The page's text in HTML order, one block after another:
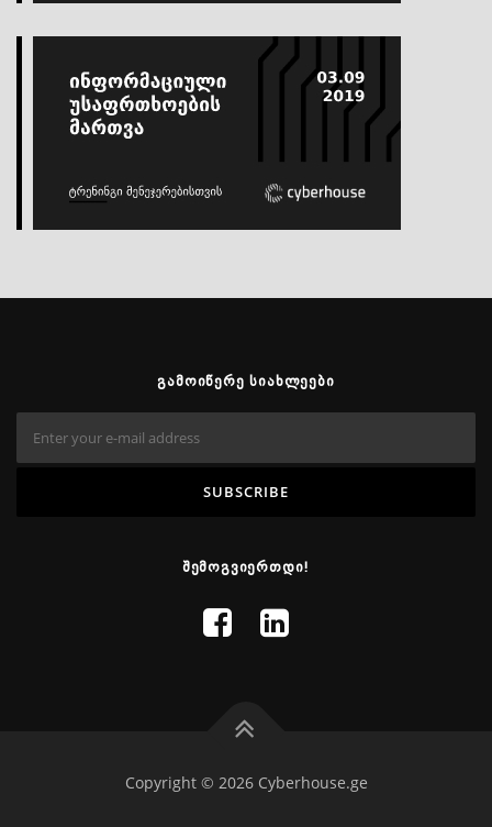
ᲒᲐᲛᲝᲘᲬᲔᲠᲔ ᲡᲘᲐᲮᲚᲔᲔᲑᲘ
ᲨᲔᲛᲝᲒᲕᲘᲔᲠᲗᲓᲘ!
Copyright © 2026 Cyberhouse.ge